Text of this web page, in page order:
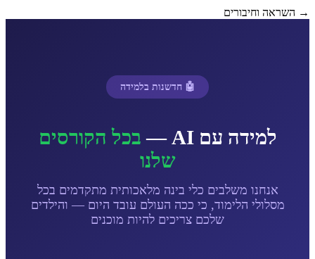
→ השראה וחיבורים
🤖 חדשנות בלמידה
למידה עם AI —
בכל הקורסים
שלנו
אנחנו משלבים כלי בינה מלאכותית מתקדמים בכל
מסלולי הלימוד, כי ככה העולם עובד היום — והילדים
שלכם צריכים להיות מוכנים